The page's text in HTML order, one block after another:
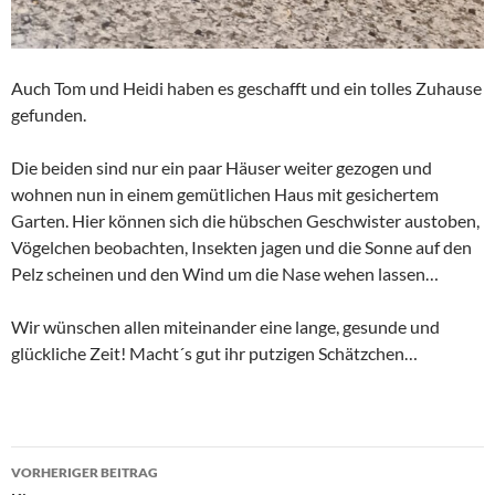
Auch Tom und Heidi haben es geschafft und ein tolles Zuhause
gefunden.
Die beiden sind nur ein paar Häuser weiter gezogen und
wohnen nun in einem gemütlichen Haus mit gesichertem
Garten. Hier können sich die hübschen Geschwister austoben,
Vögelchen beobachten, Insekten jagen und die Sonne auf den
Pelz scheinen und den Wind um die Nase wehen lassen…
Wir wünschen allen miteinander eine lange, gesunde und
glückliche Zeit! Macht´s gut ihr putzigen Schätzchen…
Beitragsnavigation
VORHERIGER BEITRAG